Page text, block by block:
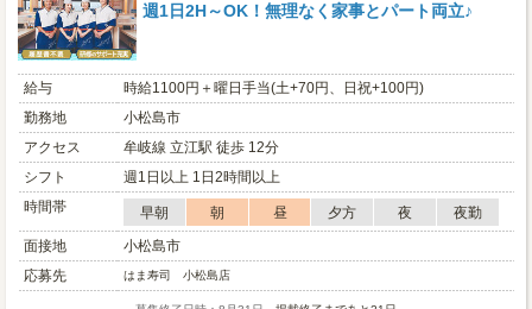
週1日2H～OK！無理なく家事とパート両立♪
給与
時給1100円＋曜日手当(土+70円、日祝+100円)
勤務地
小松島市
アクセス
牟岐線 立江駅 徒歩 12分
シフト
週1日以上 1日2時間以上
時間帯
早朝 朝 昼 夕方 夜
夜勤
面接地
小松島市
応募先
はま寿司 小松島店